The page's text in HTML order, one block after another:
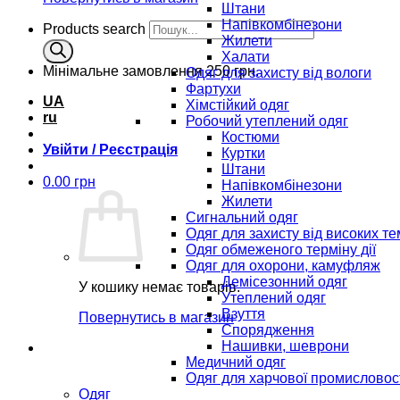
Products search
Мінімальне замовлення250 грн.
UA
ru
Увійти / Реєстрація
0.00 грн
У кошику немає товарів.
Повернутись в магазин
Штани
Напівкомбінезони
Жилети
Халати
Одяг для захисту від вологи
Фартухи
Хімстійкий одяг
Робочий утеплений одяг
Костюми
Куртки
Штани
Напівкомбінезони
Жилети
Сигнальний одяг
Одяг для захисту від високих
Одяг обмеженого терміну дії
Одяг для охорони, камуфляж
Демісезонний одяг
Утеплений одяг
Взуття
Спорядження
Нашивки, шеврони
Медичний одяг
Одяг для харчової
Одяг